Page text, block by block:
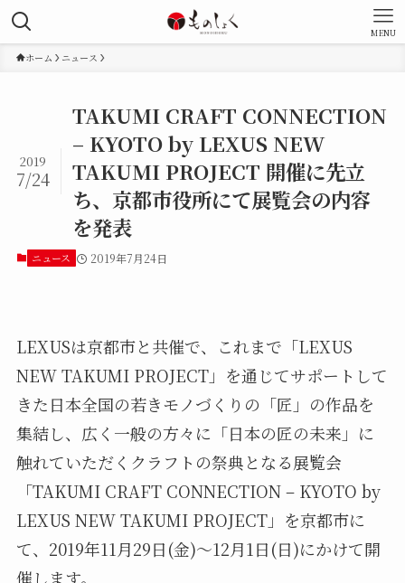
MENU
ホーム ニュース
TAKUMI CRAFT CONNECTION
– KYOTO by LEXUS NEW
TAKUMI PROJECT 開催に先立
ち、京都市役所にて展覧会の内容
を発表
2019
7/24
ニュース 2019年7月24日
LEXUSは京都市と共催で、これまで「LEXUS
NEW TAKUMI PROJECT」を通じてサポートして
きた日本全国の若きモノづくりの「匠」の作品を
集結し、広く一般の方々に「日本の匠の未来」に
触れていただくクラフトの祭典となる展覧会
「TAKUMI CRAFT CONNECTION – KYOTO by
LEXUS NEW TAKUMI PROJECT」を京都市に
て、2019年11月29日(金)～12月1日(日)にかけて開
催します。